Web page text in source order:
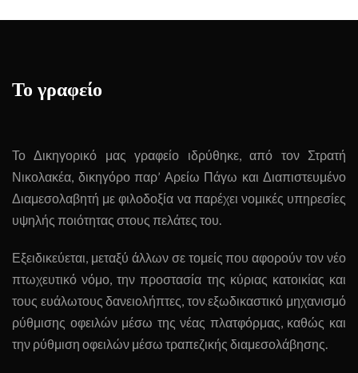
Το γραφείο
Το Δικηγορικό μας γραφείο ιδρύθηκε, από τον Στρατή
Νικολακέα, δικηγόρο παρ’ Αρείω Πάγω και Διαπιστευμένο
Διαμεσολαβητή με φιλοδοξία να παρέχει νομικές υπηρεσίες
υψηλής ποιότητας στους πελάτες του.
Εξειδικεύεται, μεταξύ άλλων σε τομείς που αφορούν τον νέο
πτωχευτικό νόμο, την προστασία της κύριας κατοικίας και
τους ευάλωτους δανειολήπτες, τον εξωδικαστικό μηχανισμό
ρύθμισης οφειλών μέσω της νέας πλατφόρμας, καθώς και
την ρύθμιση οφειλών μέσω τραπεζικής διαμεσολάβησης.